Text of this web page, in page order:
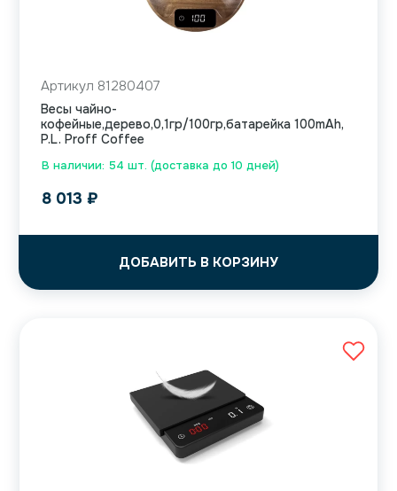
В наличии: 54 шт. (доставка до 10 дней)
Артикул 81280407
Весы чайно-
кофейные,дерево,0,1гр/100гр,батарейка 100mAh,
P.L. Proff Coffee
8 013 ₽
ДОБАВИТЬ В КОРЗИНУ